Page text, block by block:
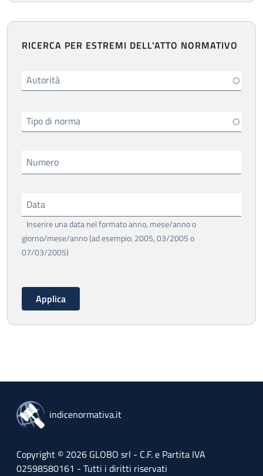
RICERCA PER ESTREMI DELL'ATTO NORMATIVO
Autorità
Tipo di norma
Numero
Data
Inserire una data nel formato anno, mese/anno o
giorno/mese/anno (ad esempio: 2005, 03/2005 o
07/03/2005)
indicenormativa.it
Copyright © 2026 GLOBO srl - C.F. e Partita IVA
02598580161 - Tutti i diritti riservati